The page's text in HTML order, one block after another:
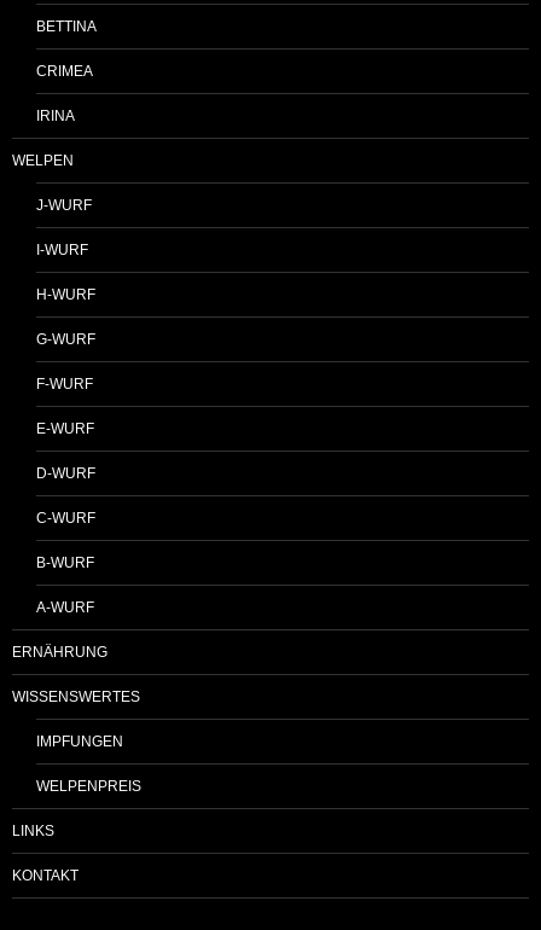
BETTINA
CRIMEA
IRINA
WELPEN
J-WURF
I-WURF
H-WURF
G-WURF
F-WURF
E-WURF
D-WURF
C-WURF
B-WURF
A-WURF
ERNÄHRUNG
WISSENSWERTES
IMPFUNGEN
WELPENPREIS
LINKS
KONTAKT